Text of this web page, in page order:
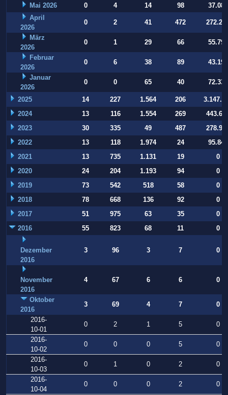
Mai 2026 0 4 14 98
37.084
April
2026
0 2 41 472
März
2026
0 1 29 66
55.794
Februar
2026
0 6 38 89
43.197
Januar
2026
0 0 65 40 72.332
2025 14 227 1.564 206
2024
13 116 1.554 269
2023
30 335 49 487
2022
13 118 1.974 24
95.847
2021
13 735 1.131 19
0
2020
24 204 1.193 94
0
2019
73 542 518 58
0
2018
78 668 136 92
0
2017
51 975 63 35
0
2016
55 823 68 11 0
Dezember
2016
3 96 3 7 0
November
2016
4 67 6 6 0
Oktober
2016
3 69 4 7
0
2016-
10-01
0 2 1 5
0
2016-
10-02
0 0 0 5
0
2016-
10-03
0 1 0 2
0
2016-
10-04
0 0 0 2
0